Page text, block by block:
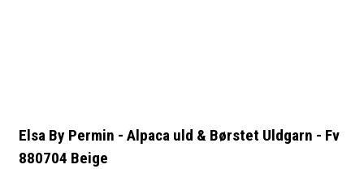
Elsa By Permin - Alpaca uld & Børstet Uldgarn - Fv
880704 Beige